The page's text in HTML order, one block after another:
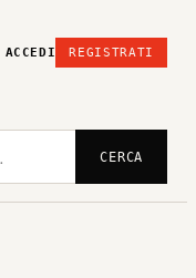
ACCEDI REGISTRATI
CERCA